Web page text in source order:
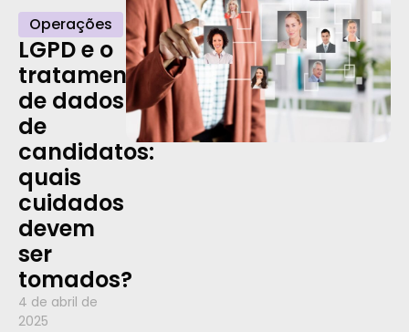
Operações
LGPD e o
tratamento
de dados
de
candidatos:
quais
cuidados
devem
ser
tomados?
4 de abril de
2025